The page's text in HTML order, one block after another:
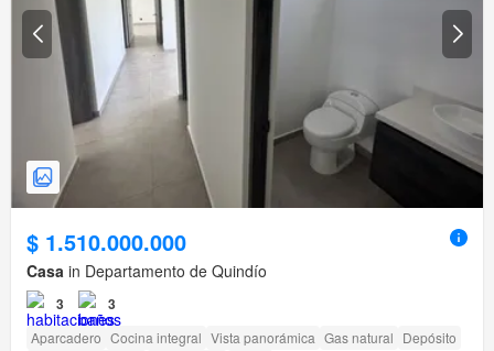
$ 1.510.000.000
Casa in Departamento de Quindío
3 3
Aparcadero Cocina integral Vista panorámica Gas natural Depósito